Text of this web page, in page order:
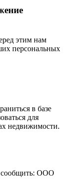
этим нам
персональных
в базе
для
недвижимости.
сообщить: ООО